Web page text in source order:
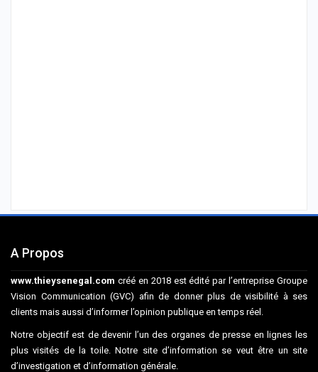
A Propos
www.thieysenegal.com créé en 2018 est édité par l’entreprise Groupe
Vision Communication (GVC) afin de donner plus de visibilité à ses
clients mais aussi d’informer l’opinion publique en temps réel.
Notre objectif est de devenir l’un des organes de presse en lignes les
plus visités de la toile. Notre site d’information se veut être un site
d’investigation et d’information générale.